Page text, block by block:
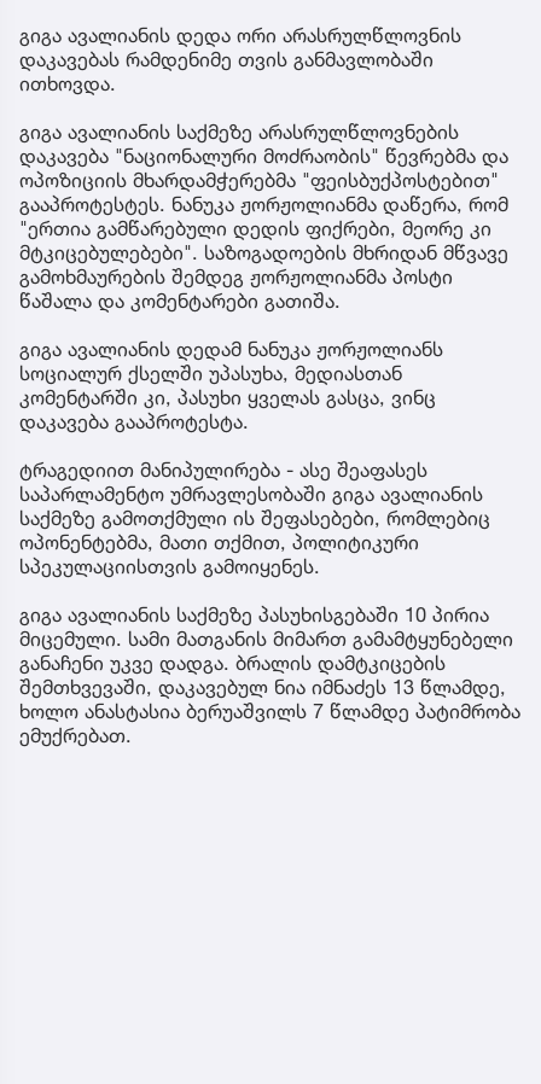
გიგა ავალიანის დედა ორი არასრულწლოვნის
დაკავებას რამდენიმე თვის განმავლობაში
ითხოვდა.
გიგა ავალიანის საქმეზე არასრულწლოვნების
დაკავება "ნაციონალური მოძრაობის" წევრებმა და
ოპოზიციის მხარდამჭერებმა "ფეისბუქპოსტებით"
გააპროტესტეს. ნანუკა ჟორჟოლიანმა დაწერა, რომ
"ერთია გამწარებული დედის ფიქრები, მეორე კი
მტკიცებულებები". საზოგადოების მხრიდან მწვავე
გამოხმაურების შემდეგ ჟორჟოლიანმა პოსტი
წაშალა და კომენტარები გათიშა.
გიგა ავალიანის დედამ ნანუკა ჟორჟოლიანს
სოციალურ ქსელში უპასუხა, მედიასთან
კომენტარში კი, პასუხი ყველას გასცა, ვინც
დაკავება გააპროტესტა.
ტრაგედიით მანიპულირება - ასე შეაფასეს
საპარლამენტო უმრავლესობაში გიგა ავალიანის
საქმეზე გამოთქმული ის შეფასებები, რომლებიც
ოპონენტებმა, მათი თქმით, პოლიტიკური
სპეკულაციისთვის გამოიყენეს.
გიგა ავალიანის საქმეზე პასუხისგებაში 10 პირია
მიცემული. სამი მათგანის მიმართ გამამტყუნებელი
განაჩენი უკვე დადგა. ბრალის დამტკიცების
შემთხვევაში, დაკავებულ ნია იმნაძეს 13 წლამდე,
ხოლო ანასტასია ბერუაშვილს 7 წლამდე პატიმრობა
ემუქრებათ.